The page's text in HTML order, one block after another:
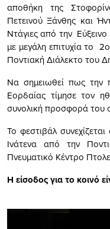
αποθήκη της
Πετεινού Ξάνθης και
Ντάγιες από την
με μεγάλη επιτυχία το
Ποντιακή Διάλεκτο του
Να σημειωθεί πως την
Εορδαίας τίμησε τον
συνολική προσφορά του
Το φεστιβάλ
Ινάτενα από την
Πνευματικό Κέντρο
Η είσοδος για το κοινό